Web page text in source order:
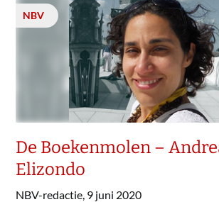
NBV
De Boekenmolen –
Elizondo
NBV-redactie, 9 juni 2020